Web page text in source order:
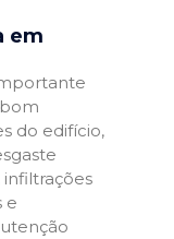
em
do edifício,
e